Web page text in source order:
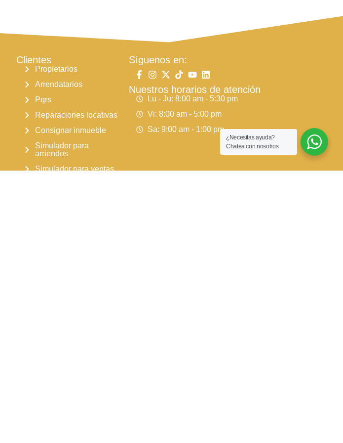
Clientes
Propietarios
Arrendatarios
Pqrs
Reparaciones locativas
Consignar inmueble
Simulador para
arriendos
Simulador para ventas
Síguenos en:
Nuestros horarios de atención
Lu - Ju: 8:00 am - 5:30 pm
Vi: 8:00 am - 5:00 pm
Sa: 9:00 am - 1:00 pm
¿Necesitas ayuda?
Chatea con nosotros